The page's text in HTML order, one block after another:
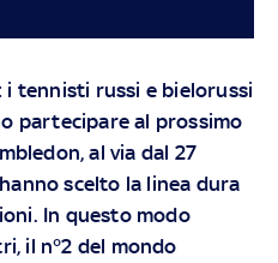
i tennisti russi e bielorussi
partecipare al prossimo
al via dal 27
scelto la linea dura
In questo modo
il n°2 del mondo